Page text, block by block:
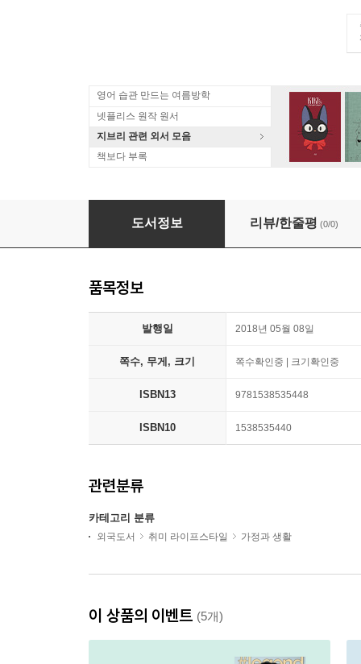
영어 습관 만드는 여름방학
넷플리스 원작 원서
지브리 관련 외서 모음
책보다 부록
Things I Wish I Knew Before My Mom Died
도서정보 리뷰/한줄평 (0/0)
품목정보
발행일 2018년 05월 08일
쪽수, 무게, 크기 쪽수확인중 | 크기확인중
ISBN13 9781538535448
ISBN10 1538535440
관련분류
카테고리 분류
외국도서 취미 라이프스타일 가정과 생활
이 상품의 이벤트 (5개)